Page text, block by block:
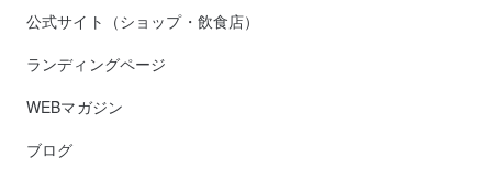
公式サイト（ショップ・飲食店）
ランディングページ
WEBマガジン
ブログ